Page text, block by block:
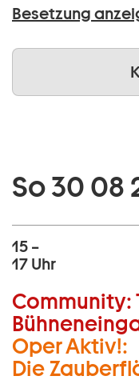
Besetzung
So 30 08
15 –
17 Uhr
Community:
Oper Aktiv!:
Die